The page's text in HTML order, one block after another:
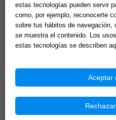
AGUA DE ALMIZCLE VEGETAL
200 ml. (PROSPERIDAD Y
SENSUALIDAD))
Válido para uso tópico. ...
estas tecnologías pueden servir
como, por ejemplo, reconocerte
sobre tus hábitos de navegación,
se muestra el contenido. Los
estas tecnologías se describen
Aceptar